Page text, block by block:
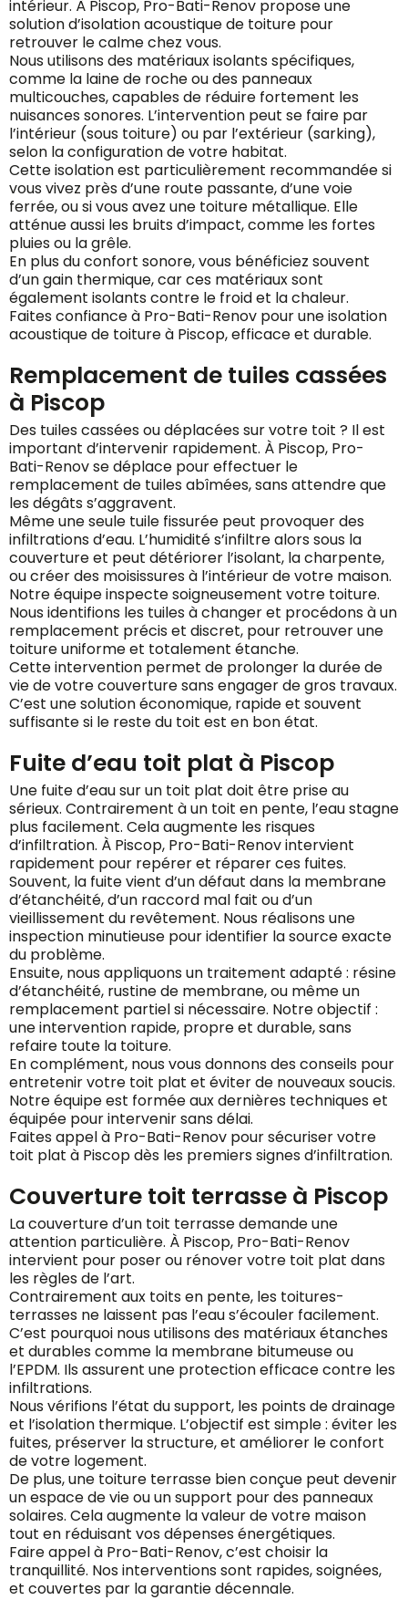
intérieur. À Piscop, Pro-Bati-Renov propose une
solution d’isolation acoustique de toiture pour
retrouver le calme chez vous.
Nous utilisons des matériaux isolants spécifiques,
comme la laine de roche ou des panneaux
multicouches, capables de réduire fortement les
nuisances sonores. L’intervention peut se faire par
l’intérieur (sous toiture) ou par l’extérieur (sarking),
selon la configuration de votre habitat.
Cette isolation est particulièrement recommandée si
vous vivez près d’une route passante, d’une voie
ferrée, ou si vous avez une toiture métallique. Elle
atténue aussi les bruits d’impact, comme les fortes
pluies ou la grêle.
En plus du confort sonore, vous bénéficiez souvent
d’un gain thermique, car ces matériaux sont
également isolants contre le froid et la chaleur.
Faites confiance à Pro-Bati-Renov pour une isolation
acoustique de toiture à Piscop, efficace et durable.
Remplacement de tuiles cassées
à Piscop
Des tuiles cassées ou déplacées sur votre toit ? Il est
important d’intervenir rapidement. À Piscop, Pro-
Bati-Renov se déplace pour effectuer le
remplacement de tuiles abîmées, sans attendre que
les dégâts s’aggravent.
Même une seule tuile fissurée peut provoquer des
infiltrations d’eau. L’humidité s’infiltre alors sous la
couverture et peut détériorer l’isolant, la charpente,
ou créer des moisissures à l’intérieur de votre maison.
Notre équipe inspecte soigneusement votre toiture.
Nous identifions les tuiles à changer et procédons à un
remplacement précis et discret, pour retrouver une
toiture uniforme et totalement étanche.
Cette intervention permet de prolonger la durée de
vie de votre couverture sans engager de gros travaux.
C’est une solution économique, rapide et souvent
suffisante si le reste du toit est en bon état.
Fuite d’eau toit plat à Piscop
Une fuite d’eau sur un toit plat doit être prise au
sérieux. Contrairement à un toit en pente, l’eau stagne
plus facilement. Cela augmente les risques
d’infiltration. À Piscop, Pro-Bati-Renov intervient
rapidement pour repérer et réparer ces fuites.
Souvent, la fuite vient d’un défaut dans la membrane
d’étanchéité, d’un raccord mal fait ou d’un
vieillissement du revêtement. Nous réalisons une
inspection minutieuse pour identifier la source exacte
du problème.
Ensuite, nous appliquons un traitement adapté : résine
d’étanchéité, rustine de membrane, ou même un
remplacement partiel si nécessaire. Notre objectif :
une intervention rapide, propre et durable, sans
refaire toute la toiture.
En complément, nous vous donnons des conseils pour
entretenir votre toit plat et éviter de nouveaux soucis.
Notre équipe est formée aux dernières techniques et
équipée pour intervenir sans délai.
Faites appel à Pro-Bati-Renov pour sécuriser votre
toit plat à Piscop dès les premiers signes d’infiltration.
Couverture toit terrasse à Piscop
La couverture d’un toit terrasse demande une
attention particulière. À Piscop, Pro-Bati-Renov
intervient pour poser ou rénover votre toit plat dans
les règles de l’art.
Contrairement aux toits en pente, les toitures-
terrasses ne laissent pas l’eau s’écouler facilement.
C’est pourquoi nous utilisons des matériaux étanches
et durables comme la membrane bitumeuse ou
l’EPDM. Ils assurent une protection efficace contre les
infiltrations.
Nous vérifions l’état du support, les points de drainage
et l’isolation thermique. L’objectif est simple : éviter les
fuites, préserver la structure, et améliorer le confort
de votre logement.
De plus, une toiture terrasse bien conçue peut devenir
un espace de vie ou un support pour des panneaux
solaires. Cela augmente la valeur de votre maison
tout en réduisant vos dépenses énergétiques.
Faire appel à Pro-Bati-Renov, c’est choisir la
tranquillité. Nos interventions sont rapides, soignées,
et couvertes par la garantie décennale.